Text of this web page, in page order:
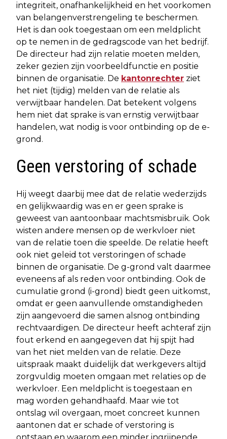
integriteit, onafhankelijkheid en het voorkomen
van belangenverstrengeling te beschermen.
Het is dan ook toegestaan om een meldplicht
op te nemen in de gedragscode van het bedrijf.
De directeur had zijn relatie moeten melden,
zeker gezien zijn voorbeeldfunctie en positie
binnen de organisatie. De kantonrechter ziet
het niet (tijdig) melden van de relatie als
verwijtbaar handelen. Dat betekent volgens
hem niet dat sprake is van ernstig verwijtbaar
handelen, wat nodig is voor ontbinding op de e-
grond.
Geen verstoring of schade
Hij weegt daarbij mee dat de relatie wederzijds
en gelijkwaardig was en er geen sprake is
geweest van aantoonbaar machtsmisbruik. Ook
wisten andere mensen op de werkvloer niet
van de relatie toen die speelde. De relatie heeft
ook niet geleid tot verstoringen of schade
binnen de organisatie. De g-grond valt daarmee
eveneens af als reden voor ontbinding. Ook de
cumulatie grond (i-grond) biedt geen uitkomst,
omdat er geen aanvullende omstandigheden
zijn aangevoerd die samen alsnog ontbinding
rechtvaardigen. De directeur heeft achteraf zijn
fout erkend en aangegeven dat hij spijt had
van het niet melden van de relatie. Deze
uitspraak maakt duidelijk dat werkgevers altijd
zorgvuldig moeten omgaan met relaties op de
werkvloer. Een meldplicht is toegestaan en
mag worden gehandhaafd. Maar wie tot
ontslag wil overgaan, moet concreet kunnen
aantonen dat er schade of verstoring is